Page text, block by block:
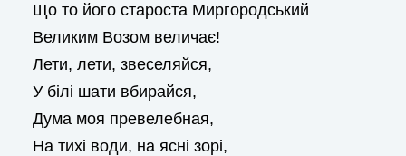
Що то його староста Миргородський
Великим Возом величає!
Лети, лети, звеселяйся,
У білі шати вбирайся,
Дума моя превелебная,
На тихі води, на ясні зорі,